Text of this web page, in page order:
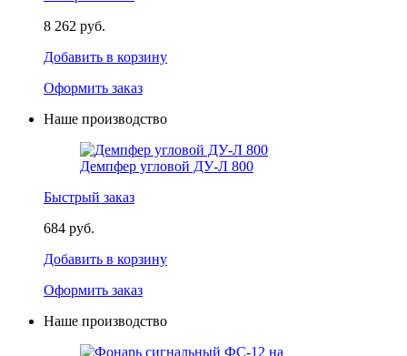
8 262 руб.
Добавить в корзину
Оформить заказ
Наше производство
Демпфер угловой ДУ-Л 800
Быстрый заказ
684 руб.
Добавить в корзину
Оформить заказ
Наше производство